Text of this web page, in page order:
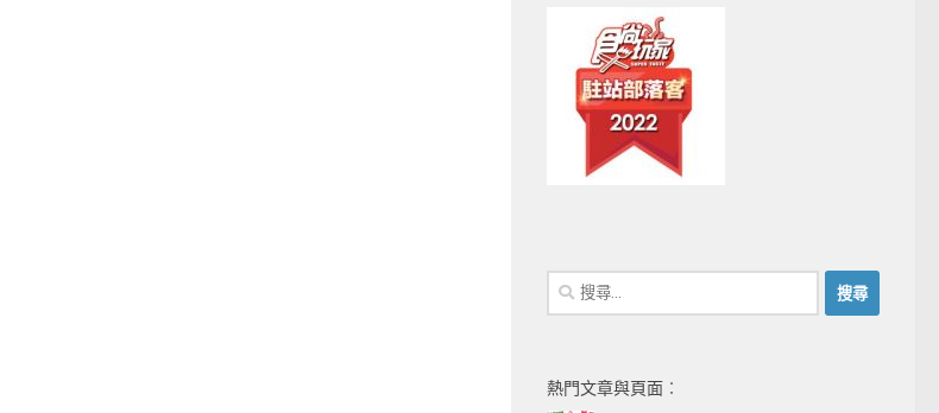
搜
尋
字:
熱門文章與頁面︰